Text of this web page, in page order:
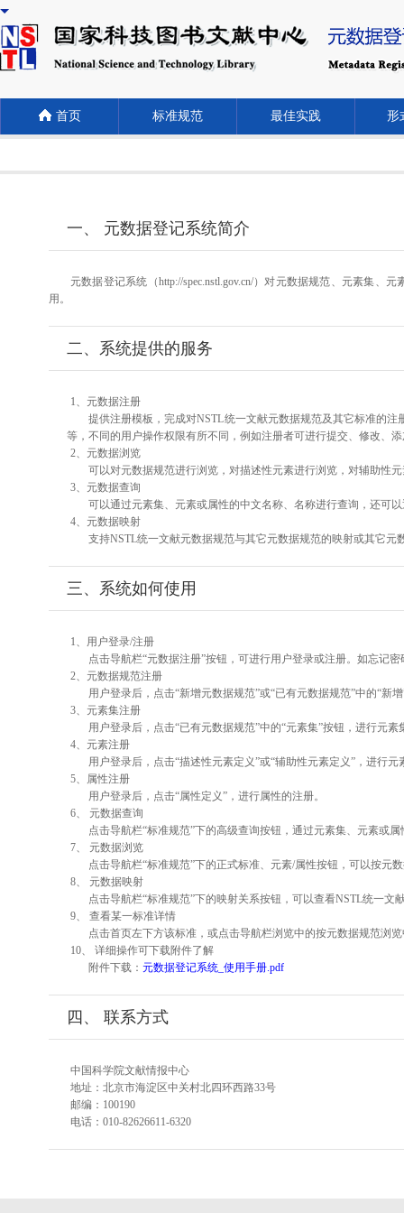
首页 标准规范 最佳实践 形
一、 元数据登记系统简介
元数据登记系统（http://spec.nstl.gov.cn/）对元数据规范、元素集
用。
二、系统提供的服务
1、元数据注册
提供注册模板，完成对NSTL统一文献元数据规范及其它标准的
等，不同的用户操作权限有所不同，例如注册者可进行提交、修改、
2、元数据浏览
可以对元数据规范进行浏览，对描述性元素进行浏览，对辅助性
3、元数据查询
可以通过元素集、元素或属性的中文名称、名称进行查询，还可
4、元数据映射
支持NSTL统一文献元数据规范与其它元数据规范的映射或其它元
三、系统如何使用
1、用户登录/注册
点击导航栏“元数据注册”按钮，可进行用户登录或注册。如忘记
2、元数据规范注册
用户登录后，点击“新增元数据规范”或“已有元数据规范”中的“新
3、元素集注册
用户登录后，点击“已有元数据规范”中的“元素集”按钮，进行元素
4、元素注册
用户登录后，点击“描述性元素定义”或“辅助性元素定义”，进行元
5、属性注册
用户登录后，点击“属性定义”，进行属性的注册。
6、 元数据查询
点击导航栏“标准规范”下的高级查询按钮，通过元素集、元素或
7、 元数据浏览
点击导航栏“标准规范”下的正式标准、元素/属性按钮，可以按元
8、 元数据映射
点击导航栏“标准规范”下的映射关系按钮，可以查看NSTL统一文
9、 查看某一标准详情
点击首页左下方该标准，或点击导航栏浏览中的按元数据规范浏
10、 详细操作可下载附件了解
附件下载： 元数据登记系统_使用手册.pdf
四、 联系方式
中国科学院文献情报中心
地址：北京市海淀区中关村北四环西路33号
邮编：100190
电话：010-82626611-6320